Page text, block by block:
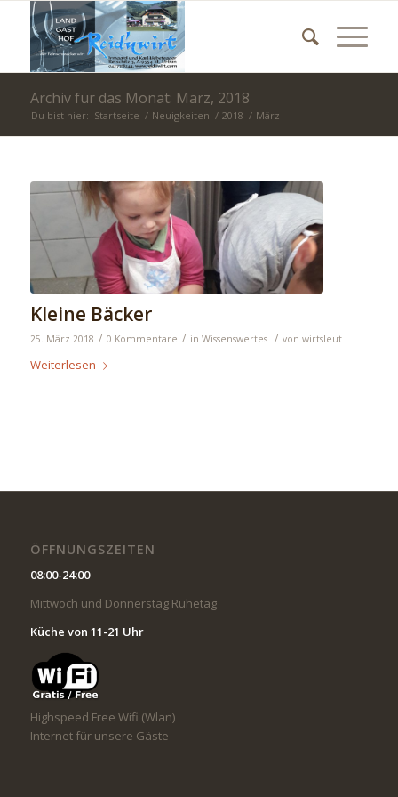
Archiv für das Monat: März, 2018
Du bist hier: Startseite / Neuigkeiten / 2018 / März
Kleine Bäcker
25. März 2018 / 0 Kommentare / in Wissenswertes / von wirtsleut
Weiterlesen
ÖFFNUNGSZEITEN
08:00-24:00
Mittwoch und Donnerstag Ruhetag
Küche von 11-21 Uhr
Highspeed Free Wifi (Wlan)
Internet für unsere Gäste